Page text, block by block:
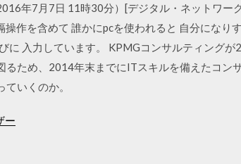
年7月7日 11時30分）[デジタル・ネットワー
作を含めて 誰かにpcを使われると 自分になり
に 入力しています。 KPMGコンサルティング
るため、2014年末までにITスキルを備えたコン
いくのか。
ー